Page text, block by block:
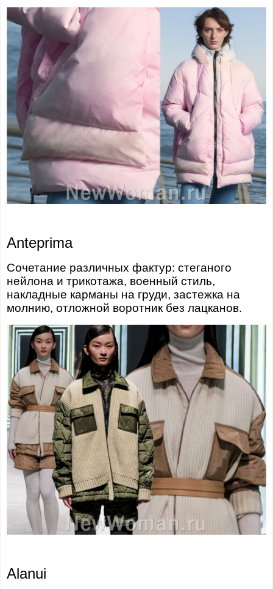
Anteprima
Сочетание различных фактур: стеганого
нейлона и трикотажа, военный стиль,
накладные карманы на груди, застежка на
молнию, отложной воротник без лацканов.
Alanui